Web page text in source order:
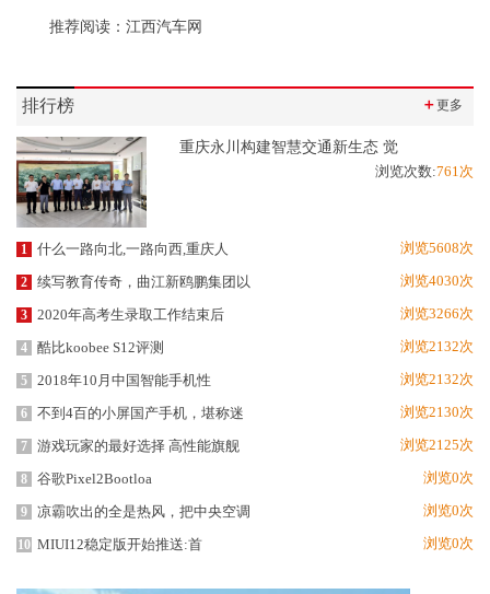
推荐阅读： 江西汽车网
排行榜 ＋更多
重庆永川构建智慧交通新生态 觉
浏览次数:761次
1 什么一路向北,一路向西,重庆人 浏览5608次
2 续写教育传奇，曲江新鸥鹏集团以 浏览4030次
3 2020年高考生录取工作结束后 浏览3266次
4 酷比koobee S12评测 浏览2132次
5 2018年10月中国智能手机性 浏览2132次
6 不到4百的小屏国产手机，堪称迷 浏览2130次
7 游戏玩家的最好选择 高性能旗舰 浏览2125次
8 谷歌Pixel2Bootloa 浏览0次
9 凉霸吹出的全是热风，把中央空调 浏览0次
10 MIUI12稳定版开始推送:首 浏览0次